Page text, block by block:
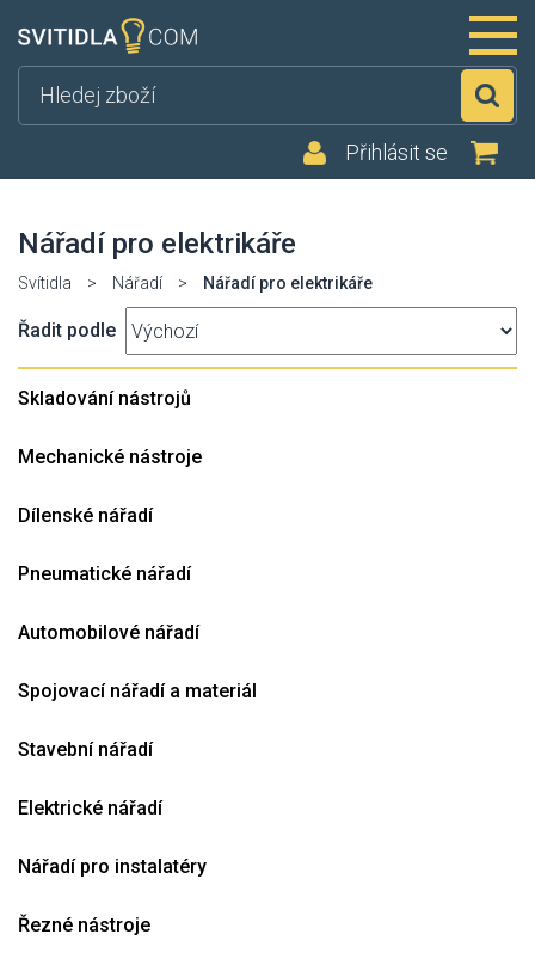
Přihlásit se
Nářadí pro elektrikáře
Svítidla > Nářadí > Nářadí pro elektrikáře
Řadit podle
Skladování nástrojů
Mechanické nástroje
Dílenské nářadí
Pneumatické nářadí
Automobilové nářadí
Spojovací nářadí a materiál
Stavební nářadí
Elektrické nářadí
Nářadí pro instalatéry
Řezné nástroje